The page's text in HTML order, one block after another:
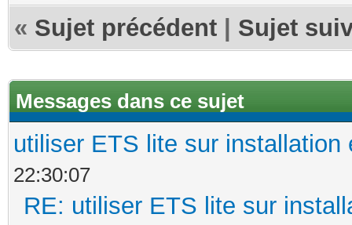
« Sujet précédent Sujet
Messages dans ce sujet
utiliser ETS lite sur installation
22:30:07
RE: utiliser ETS lite sur